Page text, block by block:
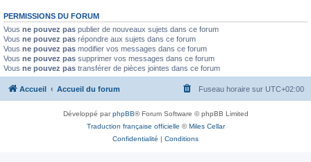
PERMISSIONS DU FORUM
Vous ne pouvez pas publier de nouveaux sujets dans ce forum
Vous ne pouvez pas répondre aux sujets dans ce forum
Vous ne pouvez pas modifier vos messages dans ce forum
Vous ne pouvez pas supprimer vos messages dans ce forum
Vous ne pouvez pas transférer de pièces jointes dans ce forum
Accueil Accueil du forum Fuseau horaire sur UTC+02:00
Développé parphpBB® Forum Software © phpBB Limited
Traduction française officielle ©Miles Cellar
Confidentialité | Conditions